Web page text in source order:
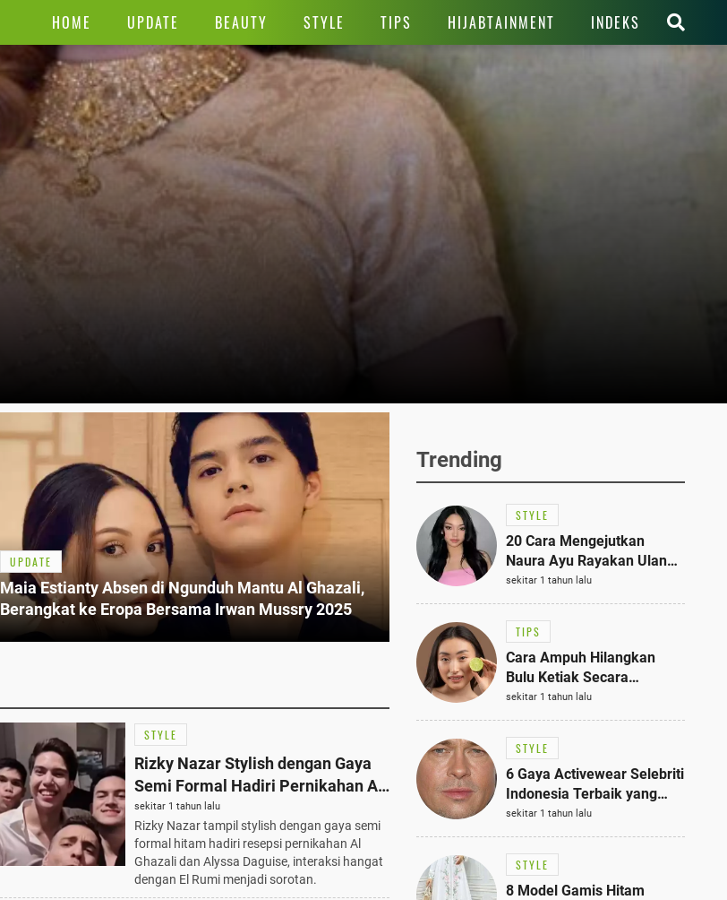
HOME UPDATE BEAUTY STYLE TIPS HIJABTAINMENT INDEKS
UPDATE
Maia Estianty Absen di Ngunduh Mantu Al Ghazali,
Berangkat ke Eropa Bersama Irwan Mussry 2025
STYLE
Rizky Nazar Stylish dengan Gaya
Semi Formal Hadiri Pernikahan Al
Ghazali dan Alyssa, Interaksi
Hangat dengan El Rumi 2023
sekitar 1 tahun lalu
Rizky Nazar tampil stylish dengan gaya semi
formal hitam hadiri resepsi pernikahan Al
Ghazali dan Alyssa Daguise, interaksi hangat
dengan El Rumi menjadi sorotan.
Trending
STYLE
20 Cara Mengejutkan
Naura Ayu Rayakan Ulang
Tahun di Panti Asuhan,
Terlihat Anggun dengan
Kaftan Cokelat
sekitar 1 tahun lalu
TIPS
Cara Ampuh Hilangkan
Bulu Ketiak Secara
Permanen dalam 5
Langkah Sederhana
sekitar 1 tahun lalu
STYLE
6 Gaya Activewear Selebriti
Indonesia Terbaik yang
Bisa Jadi Inspirasi
Fashionmu
sekitar 1 tahun lalu
STYLE
8 Model Gamis Hitam